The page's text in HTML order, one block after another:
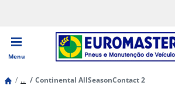
Menu
... Continental AllSeasonContact 2